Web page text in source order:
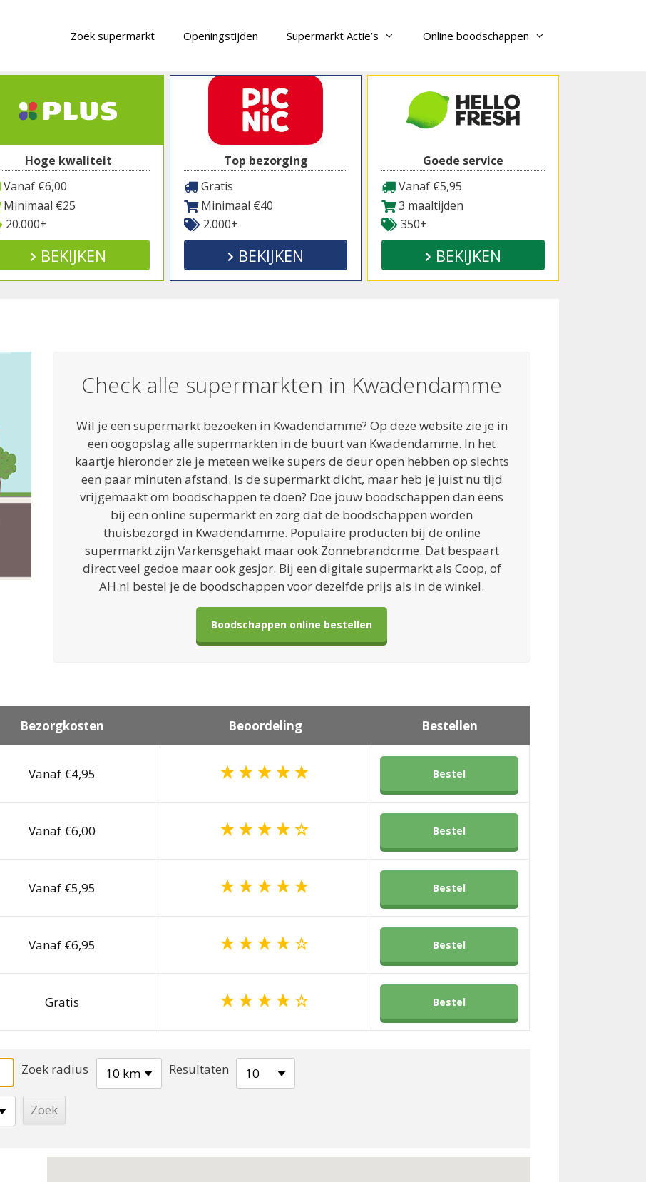
Zoek supermarkt Openingstijden Supermarkt Actie’s Online boodschappen
Hoge kwaliteit
Vanaf €6,00
Minimaal €25
20.000+
BEKIJKEN
Top bezorging
Gratis
Minimaal €40
2.000+
BEKIJKEN
Goede service
Vanaf €5,95
3 maaltijden
350+
BEKIJKEN
Check alle supermarkten in Kwadendamme
Wil je een supermarkt bezoeken in Kwadendamme? Op deze website zie je in
een oogopslag alle supermarkten in de buurt van Kwadendamme. In het
kaartje hieronder zie je meteen welke supers de deur open hebben op slechts
een paar minuten afstand. Is de supermarkt dicht, maar heb je juist nu tijd
vrijgemaakt om boodschappen te doen? Doe jouw boodschappen dan eens
bij een online supermarkt en zorg dat de boodschappen worden
thuisbezorgd in Kwadendamme. Populaire producten bij de online
supermarkt zijn Varkensgehakt maar ook Zonnebrandcrme. Dat bespaart
direct veel gedoe maar ook gesjor. Bij een digitale supermarkt als Coop, of
AH.nl bestel je de boodschappen voor dezelfde prijs als in de winkel.
Boodschappen online bestellen
Bezorgkosten Beoordeling Bestellen
Vanaf €4,95 Bestel
Vanaf €6,00 Bestel
Vanaf €5,95 Bestel
Vanaf €6,95 Bestel
Gratis Bestel
Zoek radius 10 km Resultaten 10